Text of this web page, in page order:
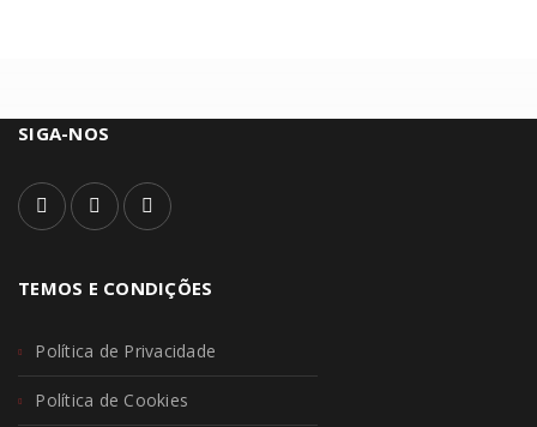
SIGA-NOS
TEMOS E CONDIÇÕES
Política de Privacidade
Política de Cookies